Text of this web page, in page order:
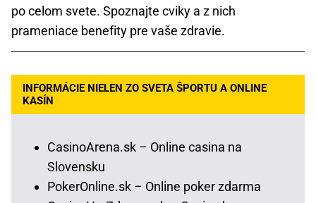
po celom svete. Spoznajte cviky a z nich
prameniace benefity pre vaše zdravie.
INFORMÁCIE NIELEN ZO SVETA ŠPORTU A ONLINE
KASÍN
CasinoArena.sk – Online casina na
Slovensku
PokerOnline.sk – Online poker zdarma